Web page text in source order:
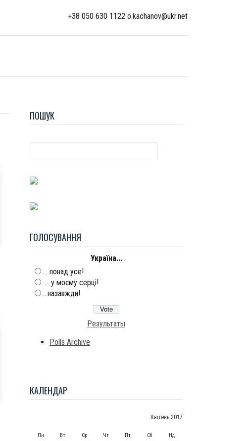
+38 050 630 1122 o.kachanov@ukr.net
ПОШУК
ГОЛОСУВАННЯ
Україна...
... понад усе!
.... у моєму серці!
...назавжди!
Результаты
Polls Archive
КАЛЕНДАР
Квітень 2017
Пн Вт Ср Чт Пт Сб Нд